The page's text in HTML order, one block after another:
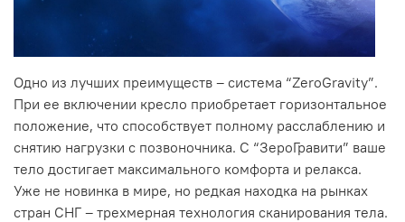
Одно из лучших преимуществ – система “ZeroGravity”.
При ее включении кресло приобретает горизонтальное
положение, что способствует полному расслаблению и
снятию нагрузки с позвоночника. С “ЗероГравити” ваше
тело достигает максимального комфорта и релакса.
Уже не новинка в мире, но редкая находка на рынках
стран СНГ – трехмерная технология сканирования тела.